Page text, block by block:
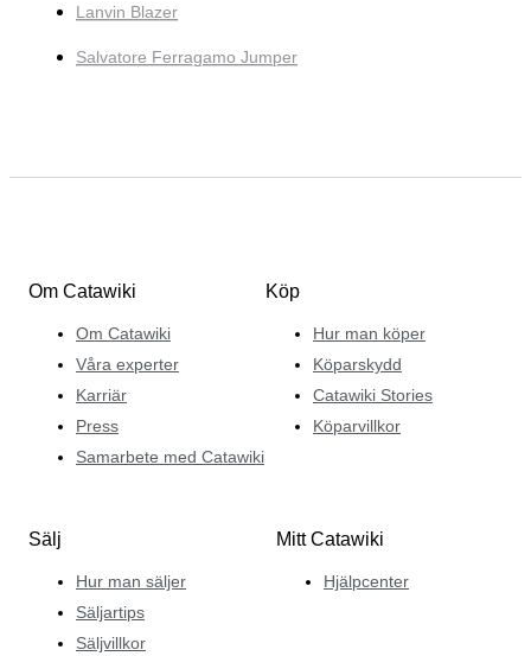
Lanvin Blazer
Salvatore Ferragamo Jumper
Om Catawiki
Om Catawiki
Våra experter
Karriär
Press
Samarbete med Catawiki
Köp
Hur man köper
Köparskydd
Catawiki Stories
Köparvillkor
Sälj
Hur man säljer
Säljartips
Säljvillkor
Mitt Catawiki
Hjälpcenter